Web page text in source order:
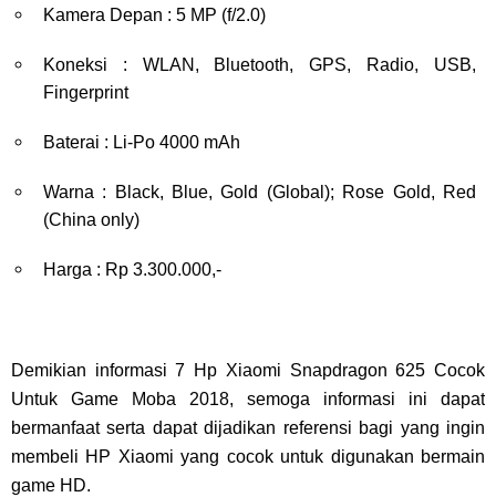
Kamera Depan : 5 MP (f/2.0)
Koneksi : WLAN, Bluetooth, GPS, Radio, USB,
Fingerprint
Baterai : Li-Po 4000 mAh
Warna : Black, Blue, Gold (Global); Rose Gold, Red
(China only)
Harga : Rp 3.300.000,-
Demikian informasi 7 Hp Xiaomi Snapdragon 625 Cocok
Untuk Game Moba 2018, semoga informasi ini dapat
bermanfaat serta dapat dijadikan referensi bagi yang ingin
membeli HP Xiaomi yang cocok untuk digunakan bermain
game HD.